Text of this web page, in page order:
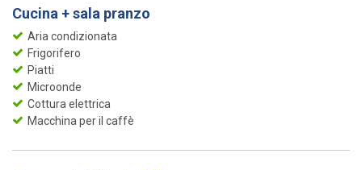
Cucina + sala pranzo
Aria condizionata
Frigorifero
Piatti
Microonde
Cottura elettrica
Macchina per il caffè